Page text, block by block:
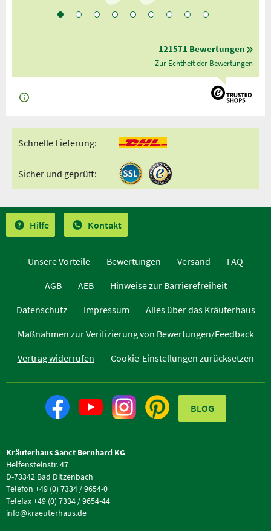
121571 Bewertungen
Zur Echtheit der Bewertungen
Schnelle Lieferung:
Sicher und geprüft:
Hilfe Kontakt
Unsere Vorteile Bewertungen Versand
FAQ
AGB
AEB
Hinweise zur Barrierefreiheit
Datenschutz
Impressum
Alles über das Kräuterhaus
Maßnahmen zur Verifizierung von Bewertungen/Feedback
Vertrag widerrufen
Cookie-Einstellungen zurücksetzen
BLOG
Kräuterhaus Sanct Bernhard KG
Helfensteinstr. 47
D-73342 Bad Ditzenbach
Telefon +49 (0) 7334 / 9654-0
Telefax +49 (0) 7334 / 9654-44
info@kraeuterhaus.de